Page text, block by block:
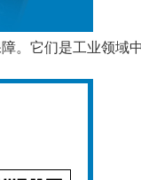
。它们是工业领域